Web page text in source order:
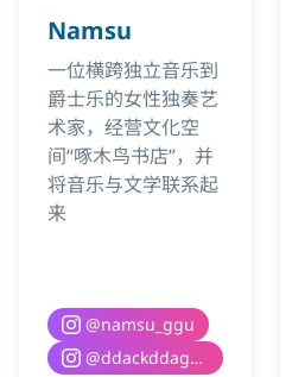
Namsu
一位横跨独立音乐到
爵士乐的女性独奏艺
术家，经营文化空
间“啄木鸟书店”，并
将音乐与文学联系起
来
@namsu_ggu
@ddackddaguri__books